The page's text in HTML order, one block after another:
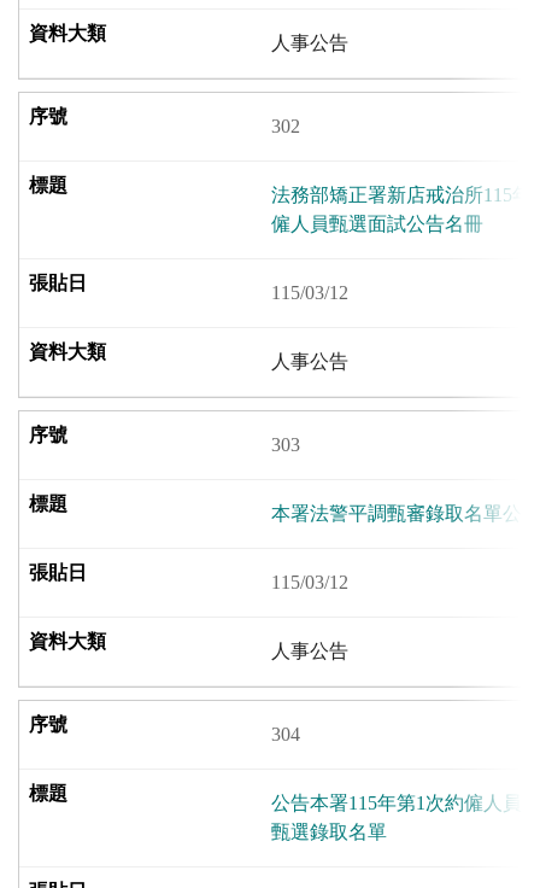
人事公告
302
法務部矯正署新店戒治所115
僱人員甄選面試公告名冊
115/03/12
人事公告
303
本署法警平調甄審錄取名單公
115/03/12
人事公告
304
公告本署115年第1次約僱人員(
甄選錄取名單